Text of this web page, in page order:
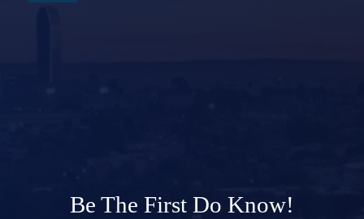
Be The First Do Know!